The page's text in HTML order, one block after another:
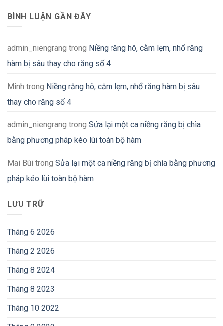
BÌNH LUẬN GẦN ĐÂY
admin_niengrang trong Niềng răng hô, cằm lẹm, nhổ răng
hàm bị sâu thay cho răng số 4
Minh trong Niềng răng hô, cằm lẹm, nhổ răng hàm bị sâu
thay cho răng số 4
admin_niengrang trong Sửa lại một ca niềng răng bị chìa
bằng phương pháp kéo lùi toàn bộ hàm
Mai Bùi trong Sửa lại một ca niềng răng bị chìa bằng phương
pháp kéo lùi toàn bộ hàm
LƯU TRỮ
Tháng 6 2026
Tháng 2 2026
Tháng 8 2024
Tháng 8 2023
Tháng 10 2022